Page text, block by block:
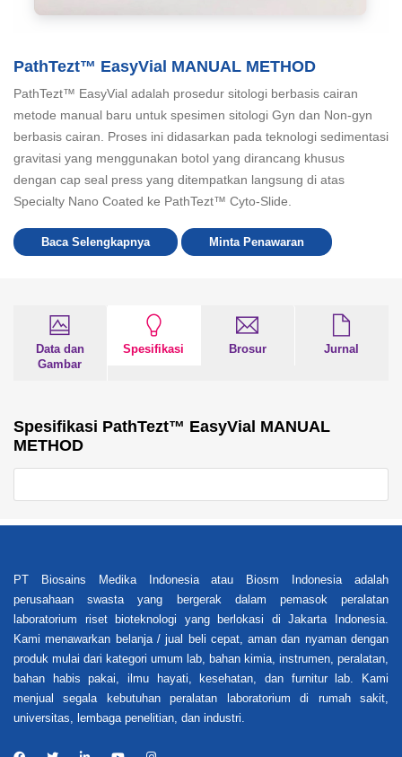
PathTezt™ EasyVial MANUAL METHOD
PathTezt™ EasyVial adalah prosedur sitologi berbasis cairan
metode manual baru untuk spesimen sitologi Gyn dan Non-gyn
berbasis cairan. Proses ini didasarkan pada teknologi sedimentasi
gravitasi yang menggunakan botol yang dirancang khusus
dengan cap seal press yang ditempatkan langsung di atas
Specialty Nano Coated ke PathTezt™ Cyto-Slide.
Baca Selengkapnya Minta Penawaran
Data dan
Gambar
Spesifikasi Brosur Jurnal
Spesifikasi PathTezt™ EasyVial MANUAL
METHOD
PT Biosains Medika Indonesia atau Biosm Indonesia adalah
perusahaan swasta yang bergerak dalam pemasok peralatan
laboratorium riset bioteknologi yang berlokasi di Jakarta Indonesia.
Kami menawarkan belanja / jual beli cepat, aman dan nyaman dengan
produk mulai dari kategori umum lab, bahan kimia, instrumen, peralatan,
bahan habis pakai, ilmu hayati, kesehatan, dan furnitur lab. Kami
menjual segala kebutuhan peralatan laboratorium di rumah sakit,
universitas, lembaga penelitian, dan industri.